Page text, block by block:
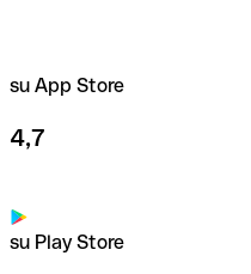
su App Store
4,7
su Play Store